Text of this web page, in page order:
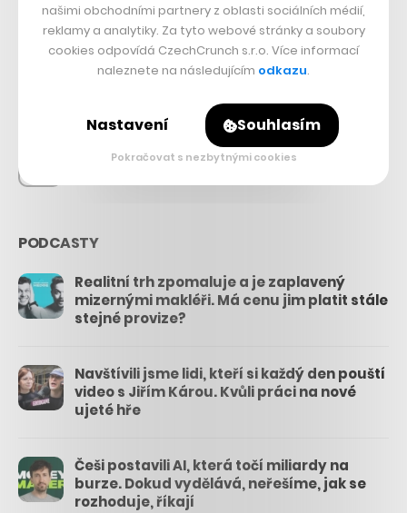
56.4k
PODCASTY
Realitní trh zpomaluje a je zaplavený
mizernými makléři. Má cenu jim platit stále
stejné provize?
Navštívili jsme lidi, kteří si každý den pouští
video s Jiřím Károu. Kvůli práci na nové
ujeté hře
Češi postavili AI, která točí miliardy na
burze. Dokud vydělává, neřešíme, jak se
rozhoduje, říkají
našimi obchodními partnery z oblasti sociálních médií,
reklamy a analytiky. Za tyto webové stránky a soubory
cookies odpovídá CzechCrunch s.r.o. Více informací
naleznete na následujícím odkazu.
Nastavení Souhlasím
Pokračovat s nezbytnými cookies